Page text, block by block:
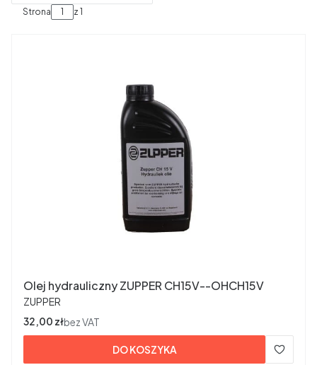
Strona z 1
Olej hydrauliczny ZUPPER CH15V--OHCH15V
PRODUCENT
ZUPPER
Cena
32,00 złbez VAT
DO KOSZYKA